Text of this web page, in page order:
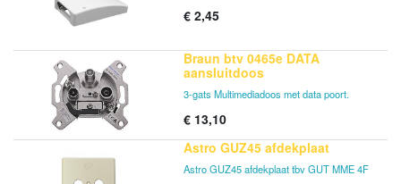
€ 2,45
Braun btv 0465e DATA
aansluitdoos
3-gats Multimediadoos met data poort.
€ 13,10
Astro GUZ45 afdekplaat
Astro GUZ45 afdekplaat tbv GUT MME 4F